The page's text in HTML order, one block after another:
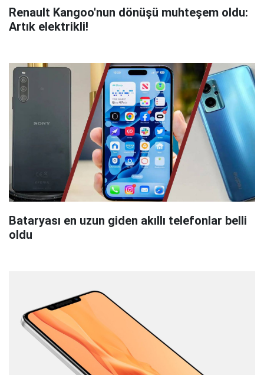
Renault Kangoo'nun dönüşü muhteşem oldu:
Artık elektrikli!
Bataryası en uzun giden akıllı telefonlar belli
oldu